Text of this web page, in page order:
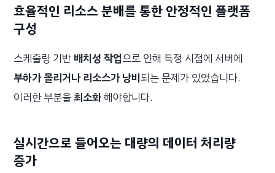
효율적인 리소스 분배를 통한 안정적인 플랫폼
구성
스케줄링 기반 배치성 작업으로 인해 특정 시점에 서버에
부하가 몰리거나 리소스가 낭비되는 문제가 있었습니다.
이러한 부분을최소화해야합니다.
실시간으로 들어오는 대량의 데이터 처리량
증가